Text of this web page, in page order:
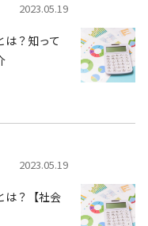
2023.05.19
は？知って
2023.05.19
は？【社会